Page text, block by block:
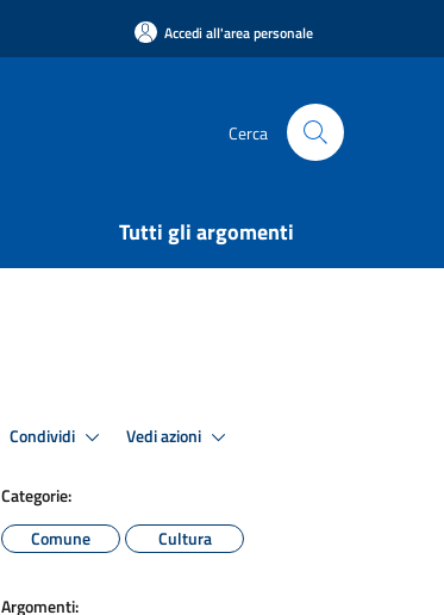
Accedi all'area personale
Cerca
Tutti gli argomenti
Condividi Vedi azioni
Categorie:
Comune
Cultura
Argomenti: